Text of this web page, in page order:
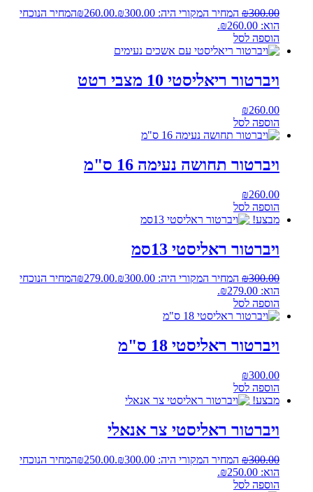
₪300.00 המחיר המקורי היה: ₪300.00. ₪260.00
המחיר הנוכחי
הוא: ₪260.00.
הוספה לסל
ויברטור ריאליסטי 10 מצבי רטט
₪260.00
הוספה לסל
ויברטור תחושה נעימה 16 ס"מ
₪260.00
הוספה לסל
מבצע!
ויברטור ראליסטי 13סמ
₪300.00 המחיר המקורי היה: ₪300.00. ₪279.00
המחיר הנוכחי
הוא: ₪279.00.
הוספה לסל
ויברטור ראליסטי 18 ס"מ
₪300.00
הוספה לסל
מבצע!
ויברטור ראליסטי צר אנאלי
₪300.00 המחיר המקורי היה: ₪300.00. ₪250.00
המחיר הנוכחי
הוא: ₪250.00.
הוספה לסל